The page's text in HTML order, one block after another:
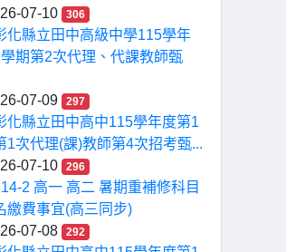
07-10
306
化縣立田中高級中學115學年
期第2次代理、代課教師甄
07-09
297
化縣立田中高中115學年度第1
1次代理(課)教師第4次招考甄...
07-10
296
2 高一 高二 暑期重補修科目
繳費事宜(高三同步)
07-08
292